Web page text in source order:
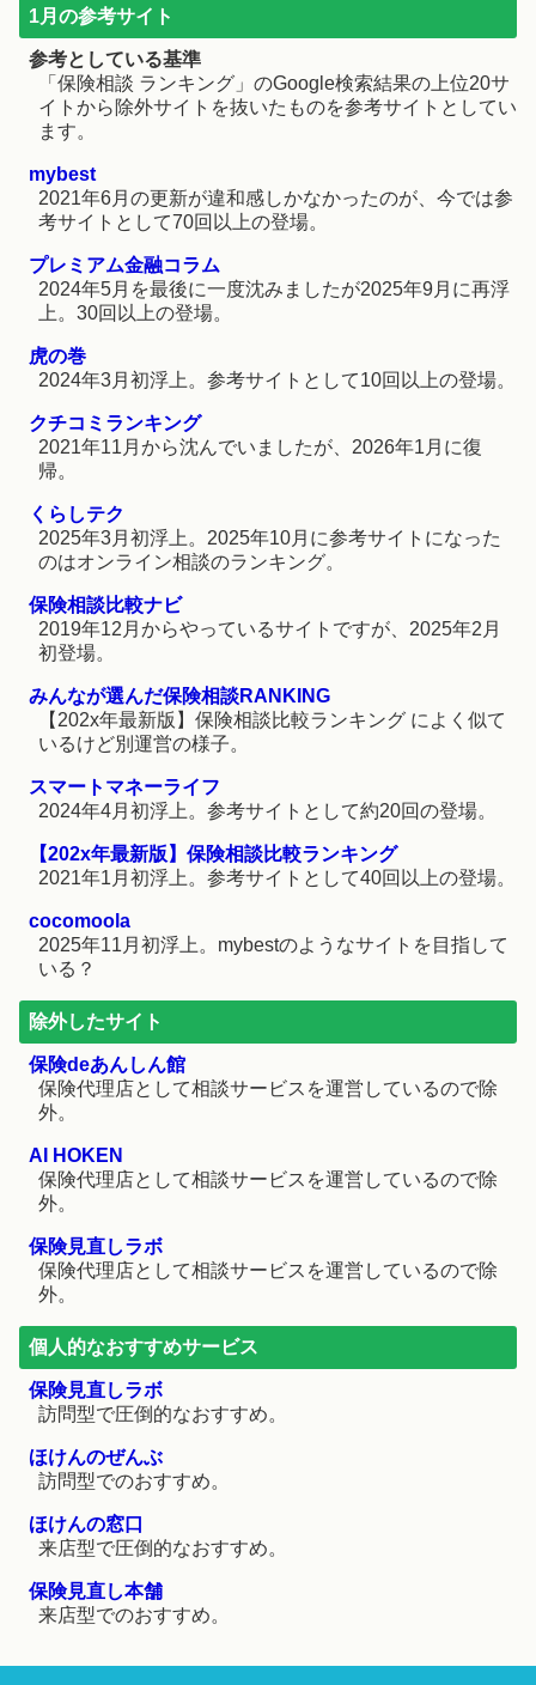
1月の参考サイト
参考としている基準
「保険相談 ランキング」のGoogle検索結果の上位20サ
イトから除外サイトを抜いたものを参考サイトとしてい
ます。
mybest
2021年6月の更新が違和感しかなかったのが、今では参
考サイトとして70回以上の登場。
プレミアム金融コラム
2024年5月を最後に一度沈みましたが2025年9月に再浮
上。30回以上の登場。
虎の巻
2024年3月初浮上。参考サイトとして10回以上の登場。
クチコミランキング
2021年11月から沈んでいましたが、2026年1月に復
帰。
くらしテク
2025年3月初浮上。2025年10月に参考サイトになった
のはオンライン相談のランキング。
保険相談比較ナビ
2019年12月からやっているサイトですが、2025年2月
初登場。
みんなが選んだ保険相談RANKING
【202x年最新版】保険相談比較ランキング によく似て
いるけど別運営の様子。
スマートマネーライフ
2024年4月初浮上。参考サイトとして約20回の登場。
【202x年最新版】保険相談比較ランキング
2021年1月初浮上。参考サイトとして40回以上の登場。
cocomoola
2025年11月初浮上。mybestのようなサイトを目指して
いる？
除外したサイト
保険deあんしん館
保険代理店として相談サービスを運営しているので除
外。
AI HOKEN
保険代理店として相談サービスを運営しているので除
外。
保険見直しラボ
保険代理店として相談サービスを運営しているので除
外。
個人的なおすすめサービス
保険見直しラボ
訪問型で圧倒的なおすすめ。
ほけんのぜんぶ
訪問型でのおすすめ。
ほけんの窓口
来店型で圧倒的なおすすめ。
保険見直し本舗
来店型でのおすすめ。